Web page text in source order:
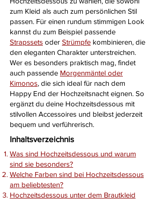
zum Kleid als auch zum persönlichen Stil
passen. Für einen rundum stimmigen Look
kannst du zum Beispiel passende
Strapssets oder Strümpfe kombinieren, die
den eleganten Charakter unterstreichen.
Wer es besonders praktisch mag, findet
auch passende Morgenmäntel oder
Kimonos, die sich ideal für nach dem
Happy End der Hochzeitsnacht eignen. So
ergänzt du deine Hochzeitsdessous mit
stilvollen Accessoires und bleibst jederzeit
bequem und verführerisch.
Inhaltsverzeichnis
Was sind Hochzeitsdessous und warum
sind sie besonders?
​Welche Farben sind bei Hochzeitsdessous
am beliebtesten?
Hochzeitsdessous unter dem Brautkleid